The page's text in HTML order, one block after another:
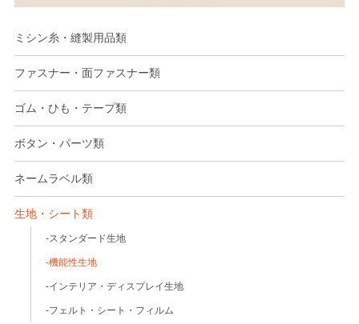
ミシン糸・縫製用品類
ファスナー・面ファスナー類
ゴム・ひも・テープ類
ボタン・パーツ類
ネームラベル類
生地・シート類
スタンダード生地
機能性生地
インテリア・ディスプレイ生地
フェルト・シート・フィルム